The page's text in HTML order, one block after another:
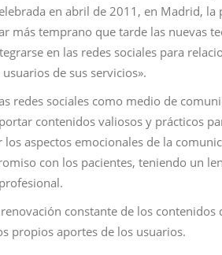
en abril de 2011, en Madrid,
más temprano que tarde las nuevas
en las redes sociales para
de sus servicios».
redes sociales como medio de
contenidos valiosos y prácticos
los aspectos emocionales de la
con los pacientes, teniendo un
constante de los
propios aportes de los usuarios.